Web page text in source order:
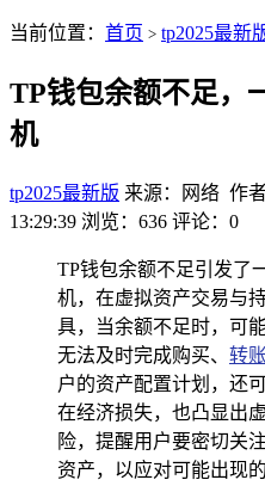
当前位置： 首页 > tp2025最新
TP钱包余额不足，
机
tp2025最新版 来源：网络 作
13:29:39 浏览：636 评论：0
TP钱包余额不足引发了
机，在虚拟资产交易与
具，当余额不足时，可
无法及时完成购买、 转
户的资产配置计划，还
在经济损失，也凸显出
险，提醒用户要密切关
资产，以应对可能出现